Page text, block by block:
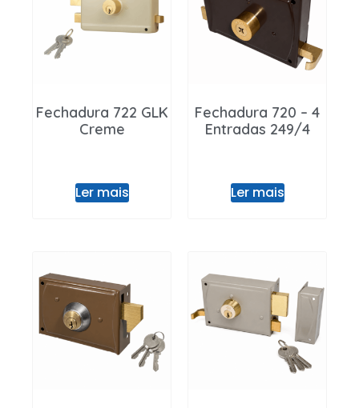
Fechadura 722 GLK
Creme
Ler mais
Fechadura 720 – 4
Entradas 249/4
Ler mais